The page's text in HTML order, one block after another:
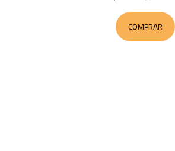
COMPRAR